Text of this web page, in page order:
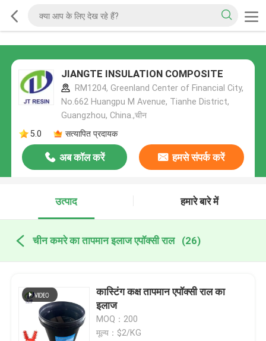
JIANGTE INSULATION COMPOSITE
RM1204, Greenland Center of Financial City,
No.662 Huangpu M Avenue, Tianhe District,
Guangzhou, China.,चीन
5.0
सत्यापित प्रदायक
अब कॉल करें हमसे संपर्क करें
उत्पाद हमारे बारे में
चीन कमरे का तापमान इलाज एपॉक्सी राल (26)
कास्टिंग कक्ष तापमान एपॉक्सी राल का
इलाज
MOQ：200
मूल्य：$2/KG